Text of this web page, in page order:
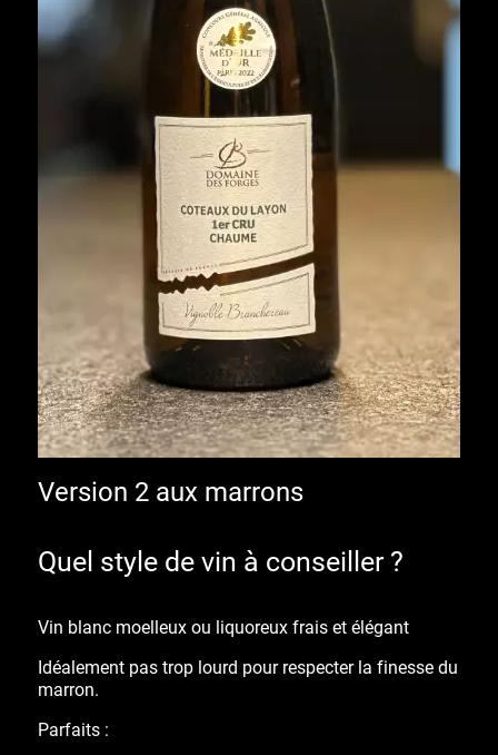
Version 2 aux marrons
Quel style de vin à conseiller ?
Vin blanc moelleux ou liquoreux frais et élégant
Idéalement pas trop lourd pour respecter la finesse du
marron.
Parfaits :